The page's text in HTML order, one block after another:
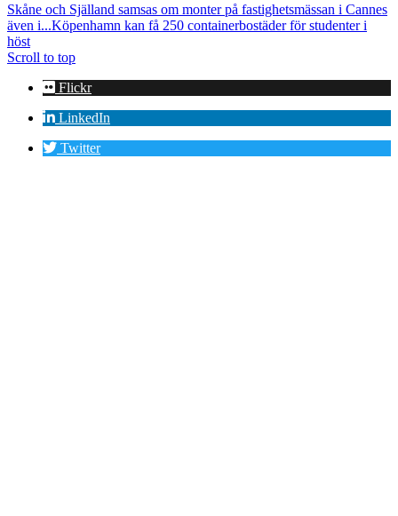
Skåne och Själland samsas om monter på fastighetsmässan i Cannes
även i...Köpenhamn kan få 250 containerbostäder för studenter i
höst
Scroll to top
Flickr
LinkedIn
Twitter